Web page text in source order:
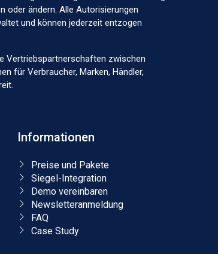
oder ändern. Alle Autorisierungen
und können jederzeit entzogen
Vertriebspartnerschaften zwischen
für Verbraucher, Marken, Händler,
Informationen
Preise und Pakete
Siegel-Integration
Demo vereinbaren
Newsletteranmeldung
FAQ
Case Study